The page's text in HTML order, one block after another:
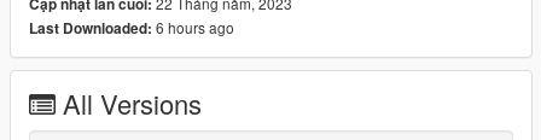
Cập nhật lần cuối:
Last Downloaded: 6 hours ago
All Versions